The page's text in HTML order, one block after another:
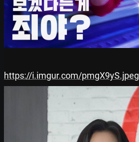
https://i.imgur.com/pmgX9yS.jpeg